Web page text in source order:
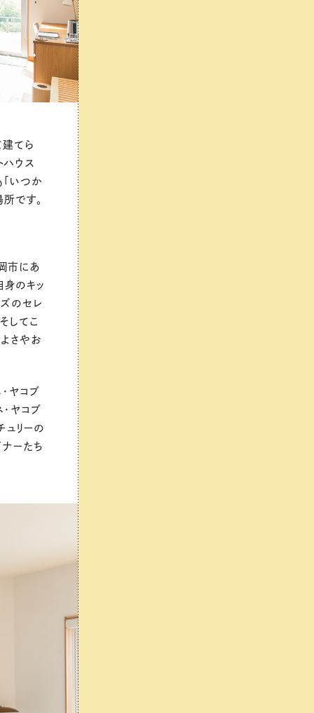
建てら
ハウス
いつか
です。
市にあ
身のキッ
のセレ
してこ
さやお
ヤコブ
ヤコブ
ュリーの
ナーたち